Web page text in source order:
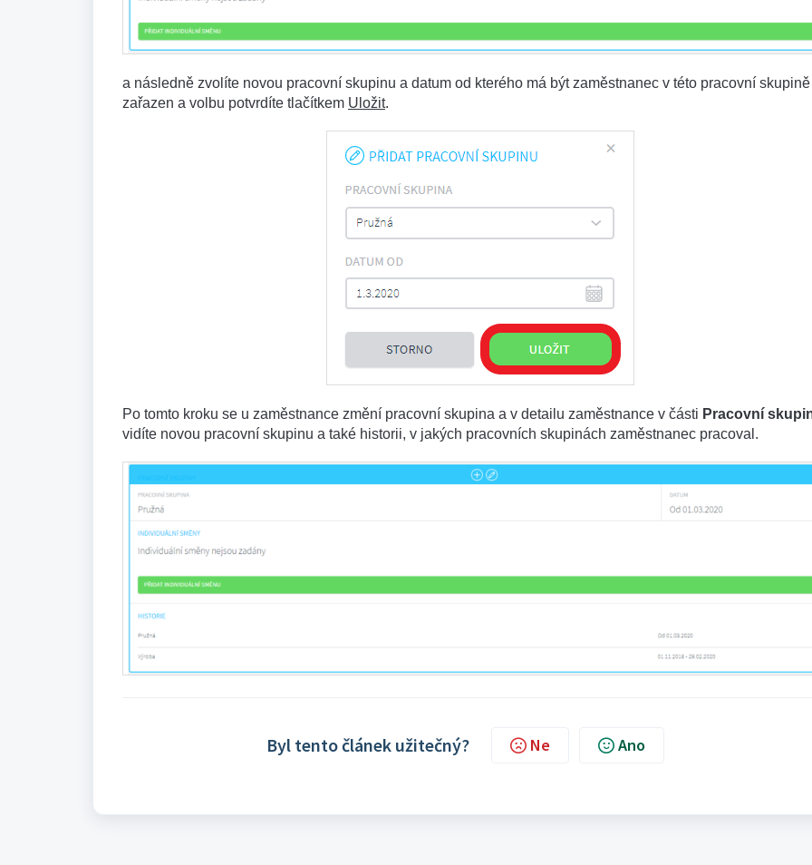
a následně zvolíte novou pracovní skupinu a datum od kterého má být zaměstnanec v této pracovní skupině
zařazen a volbu potvrdíte tlačítkem Uložit.
Po tomto kroku se u zaměstnance změní pracovní skupina a v detailu zaměstnance v části Pracovní
vidíte novou pracovní skupinu a také historii, v jakých pracovních skupinách zaměstnanec pracoval.
Byl tento článek užitečný? Ne Ano